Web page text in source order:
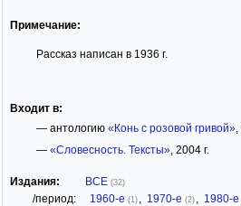
Примечание:
Рассказ написан в 1936 г.
Входит в:
— антологию «Конь с розовой гривой»,
— «Словесность. Тексты», 2004 г.
Издания: ВСЕ (32)
/период: 1960-е (1) 1970-е (2) 1980-е